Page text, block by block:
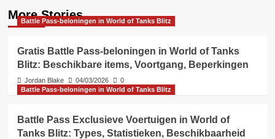
More Stories
Battle Pass-beloningen in World of Tanks Blitz
Gratis Battle Pass-beloningen in World of Tanks
Blitz: Beschikbare items, Voortgang, Beperkingen
Jordan Blake 04/03/2026
0
Battle Pass-beloningen in World of Tanks Blitz
Battle Pass Exclusieve Voertuigen in World of
Tanks Blitz: Types, Statistieken, Beschikbaarheid